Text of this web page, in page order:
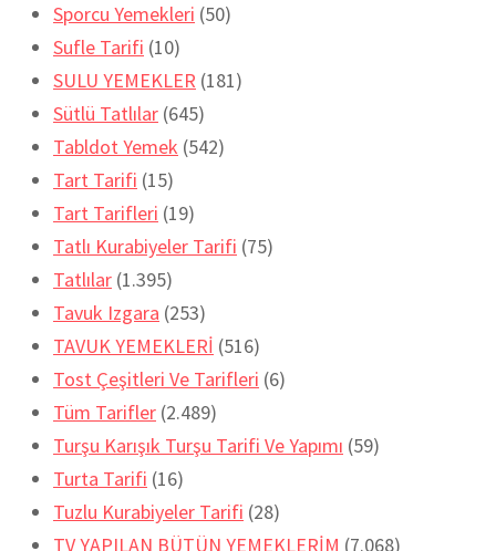
Sporcu Yemekleri (50)
Sufle Tarifi (10)
SULU YEMEKLER (181)
Sütlü Tatlılar (645)
Tabldot Yemek (542)
Tart Tarifi (15)
Tart Tarifleri (19)
Tatlı Kurabiyeler Tarifi (75)
Tatlılar (1.395)
Tavuk Izgara (253)
TAVUK YEMEKLERİ (516)
Tost Çeşitleri Ve Tarifleri (6)
Tüm Tarifler (2.489)
Turşu Karışık Turşu Tarifi Ve Yapımı (59)
Turta Tarifi (16)
Tuzlu Kurabiyeler Tarifi (28)
TV YAPILAN BÜTÜN YEMEKLERİM (7.068)